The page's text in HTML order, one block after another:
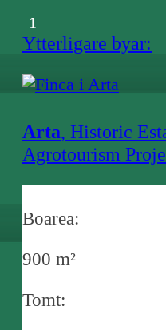
1
Ytterligare byar:
Arta, Historic
Agrotourism
Boarea:
900 m²
Tomt: